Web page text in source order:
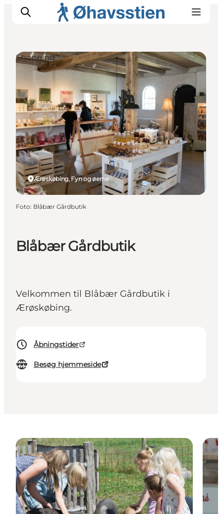
Inspiration
Vandreruter
Planlægning
Blåbær Gårdbutik
Velkommen til Blåbær Gårdbutik i
Ærøskøbing.
Åbningstider
Besøg hjemmeside
Ærøskøbing, Fyn og øerne
Shopping
Foto: Blåbær Gårdbutik